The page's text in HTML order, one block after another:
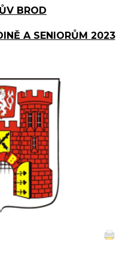
BROD
A SENIORŮM 2023